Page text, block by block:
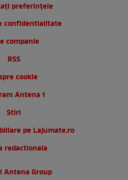
preferințele
confidentialitate
companie
RSS
cookie
Antena 1
Stiri
pe Lajumate.ro
redactionala
Antena Group